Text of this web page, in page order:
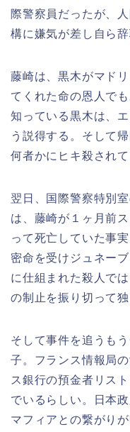
際警察員だったが、
構に嫌気が差し自ら
藤崎は、黒木がマド
てくれた命の恩人で
知っている黒木は、
う説得する。そして
何者かにヒキ殺されて
翌日、国際警察特別
は、藤崎が１ヶ月前
って死亡していた事
密命を受けジュネー
に仕組まれた殺人で
の制止を振り切って
そして事件を追うも
子。フランス情報局
ス銀行の預金者リス
でいるらしい。日本
マフィアとの繋がりが